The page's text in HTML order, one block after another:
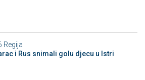
Regija
i Rus snimali golu djecu u Istri